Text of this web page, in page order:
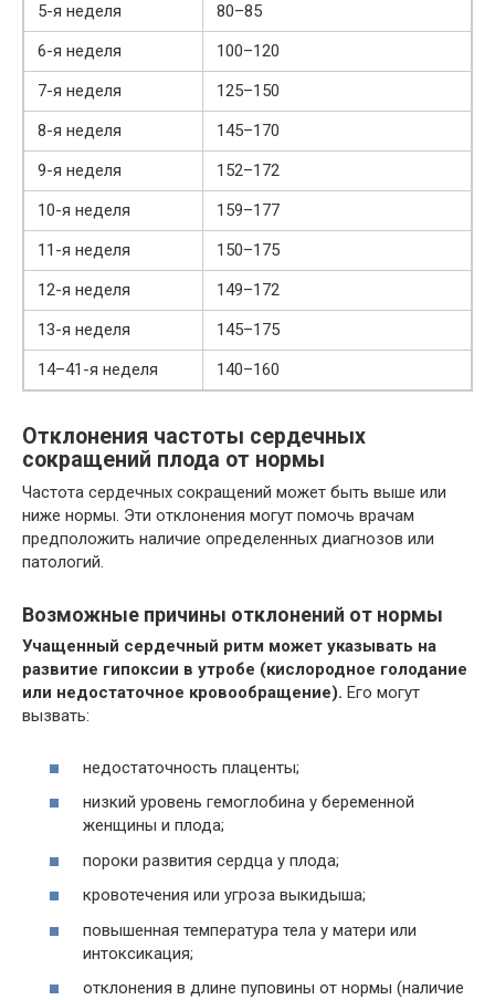
5-я неделя
80–85
6-я неделя
100–120
7-я неделя
125–150
8-я неделя
145–170
9-я неделя
152–172
10-я неделя
159–177
11-я неделя
150–175
12-я неделя
149–172
13-я неделя
145–175
14–41-я неделя
140–160
Отклонения частоты сердечных
сокращений плода от нормы
Частота сердечных сокращений может быть выше или
ниже нормы. Эти отклонения могут помочь врачам
предположить наличие определенных диагнозов или
патологий.
Возможные причины отклонений от нормы
Учащенный сердечный ритм может указывать на
развитие гипоксии в утробе (кислородное голодание
или недостаточное кровообращение). Его могут
вызвать:
недостаточность плаценты;
низкий уровень гемоглобина у беременной
женщины и плода;
пороки развития сердца у плода;
кровотечения или угроза выкидыша;
повышенная температура тела у матери или
интоксикация;
отклонения в длине пуповины от нормы (наличие